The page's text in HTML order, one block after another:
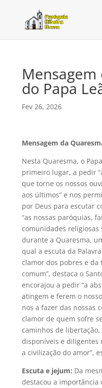
do Papa
Fev 26, 2026
Mensagem da
Nesta Quaresma, o
primeiro lugar, a pedir
que torne os nossos
aos últimos” e nos
por Deus para escutar
“as nossas paróquias,
comunidades religiosas
durante a Quaresma,
qual a escuta da
clamor dos pobres e
comum”, destaca o
encorajou a pedir “a
atingem e ferem o
nos a fazer das nossas
clamor de quem sofre
caminhos de
disponíveis e
a civilização do amor”,
Escuta e jejum: Da
destacou a importância